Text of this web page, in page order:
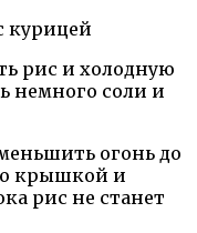
рис и холодную
немного соли и
огонь до
крышкой и
рис не станет